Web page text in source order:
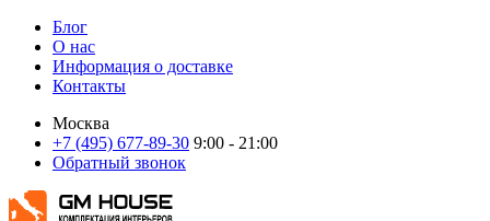
Блог
О нас
Информация о доставке
Контакты
Москва
+7 (495) 677-89-30 9:00 - 21:00
Обратный звонок